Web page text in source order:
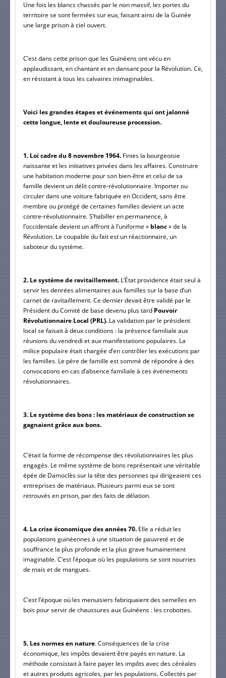
Une fois les blancs chassés par le non massif, les portes du
territoire se sont fermées sur eux, faisant ainsi de la Guinée
une large prison à ciel ouvert.
C’est dans cette prison que les Guinéens ont vécu en
applaudissant, en chantant et en dansant pour la Révolution. Ce,
en résistant à tous les calvaires inimaginables.
Voici les grandes étapes et événements qui ont jalonné
cette longue, lente et douloureuse procession.
1. Loi cadre du 8 novembre 1964. Finies la bourgeoisie
naissante et les initiatives privées dans les affaires. Construire
une habitation moderne pour son bien-être et celui de sa
famille devient un délit contre-révolutionnaire. Importer ou
circuler dans une voiture fabriquée en Occident, sans être
membre ou protégé de certaines familles devient un acte
contre-révolutionnaire. S’habiller en permanence, à
l’occidentale devient un affront à l’uniforme « blanc » de la
Révolution. Le coupable du fait est un réactionnaire, un
saboteur du système.
2. Le système de ravitaillement. L’État providence était seul à
servir les denrées alimentaires aux familles sur la base d’un
carnet de ravitaillement. Ce dernier devait être validé par le
Président du Comité de base devenu plus tard Pouvoir
Révolutionnaire Local (PRL). La validation par le président
local se faisait à deux conditions : la présence familiale aux
réunions du vendredi et aux manifestations populaires. La
milice populaire était chargée d’en contrôler les exécutions par
les familles. Le père de famille est sommé de répondre à des
convocations en cas d’absence familiale à ces événements
révolutionnaires.
3. Le système des bons : les matériaux de construction se
gagnaient grâce aux bons.
C’était la forme de récompense des révolutionnaires les plus
engagés. Le même système de bons représentait une véritable
épée de Damoclès sur la tête des personnes qui dirigeaient ces
entreprises de matériaux. Plusieurs parmi eux se sont
retrouvés en prison, par des faits de délation.
4. La crise économique des années 70. Elle a réduit les
populations guinéennes à une situation de pauvreté et de
souffrance la plus profonde et la plus grave humainement
imaginable. C’est l’époque où les populations se sont nourries
de maïs et de mangues.
C’est l’époque où les menuisiers fabriquaient des semelles en
bois pour servir de chaussures aux Guinéens : les crobottes.
5. Les normes en nature. Conséquences de la crise
économique, les impôts devaient être payés en nature. La
méthode consistait à faire payer les impôts avec des céréales
et autres produits agricoles, par les populations. Collectés par